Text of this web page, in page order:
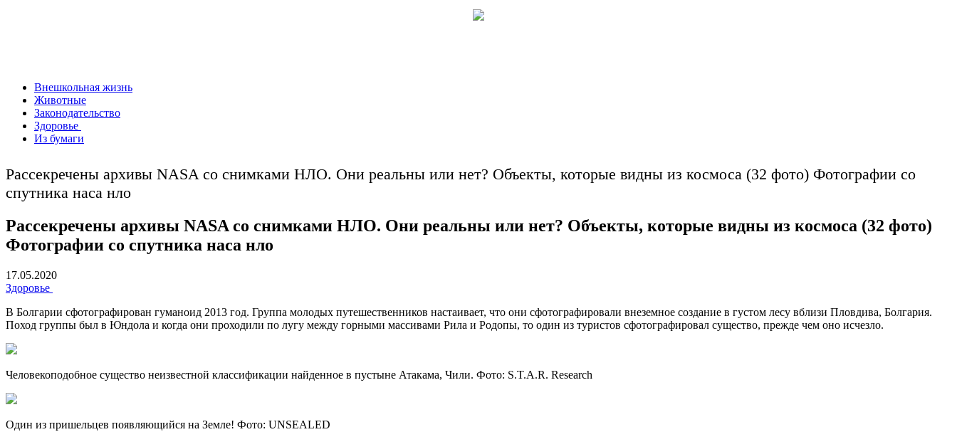
Внешкольная жизнь
Животные
Законодательство
Здоровье
Из бумаги
Рассекречены архивы NASA со снимками НЛО. Они реальны или нет? Объекты, которые видны из космоса (32 фото) Фотографии со
спутника наса нло
Рассекречены архивы NASA со снимками НЛО. Они реальны или нет? Объекты, которые видны из космоса (32 фото)
Фотографии со спутника наса нло
17.05.2020
Здоровье
В Болгарии сфотографирован гуманоид 2013 год. Группа молодых путешественников настаивает, что они сфотографировали внеземное создание в густом лесу вблизи Пловдива, Болгария.
Поход группы был в Юндола и когда они проходили по лугу между горными массивами Рила и Родопы, то один из туристов сфотографировал существо, прежде чем оно исчезло.
Человекоподобное существо неизвестной классификации найденное в пустыне Атакама, Чили. Фото: S.T.A.R. Research
Один из пришельцев появляющийся на Земле! Фото: UNSEALED